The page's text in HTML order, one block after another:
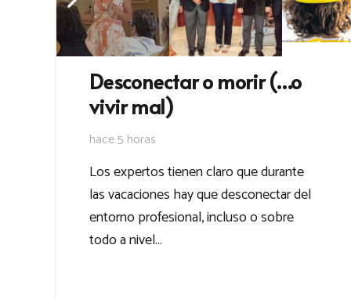
Desconectar o morir (…o
vivir mal)
hace 5 horas
Los expertos tienen claro que durante
las vacaciones hay que desconectar del
entorno profesional, incluso o sobre
todo a nivel…